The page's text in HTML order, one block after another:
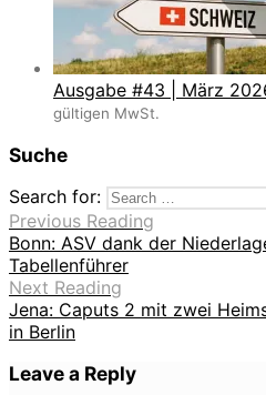
Ausgabe #43 | März
gültigen MwSt.
Suche
Search for:
Previous Reading
Bonn: ASV dank der
Tabellenführer
Next Reading
Jena: Caputs 2 mit zwei
in Berlin
Leave a Reply